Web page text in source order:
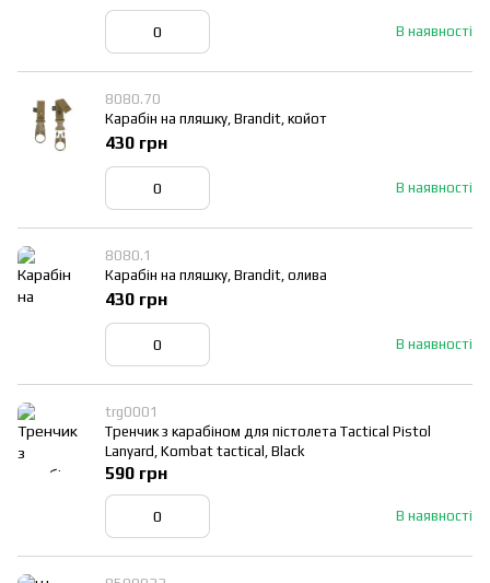
В наявності
8080.70
Карабін на пляшку, Brandit, койот
В наявності
430 грн
8080.1
Карабін на пляшку, Brandit, олива
В наявності
430 грн
trg0001
Тренчик з карабіном для пістолета Tactical Pistol
Lanyard, Kombat tactical, Black
В наявності
590 грн